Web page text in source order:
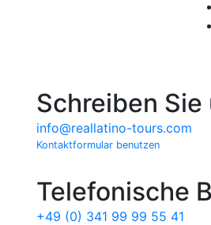
Schreiben Sie
info@reallatino-tours.com
Kontaktformular benutzen
Telefonische
+49 (0) 341 99 99 55 41